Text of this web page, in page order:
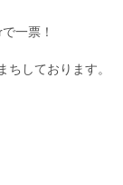
一票！
しております。